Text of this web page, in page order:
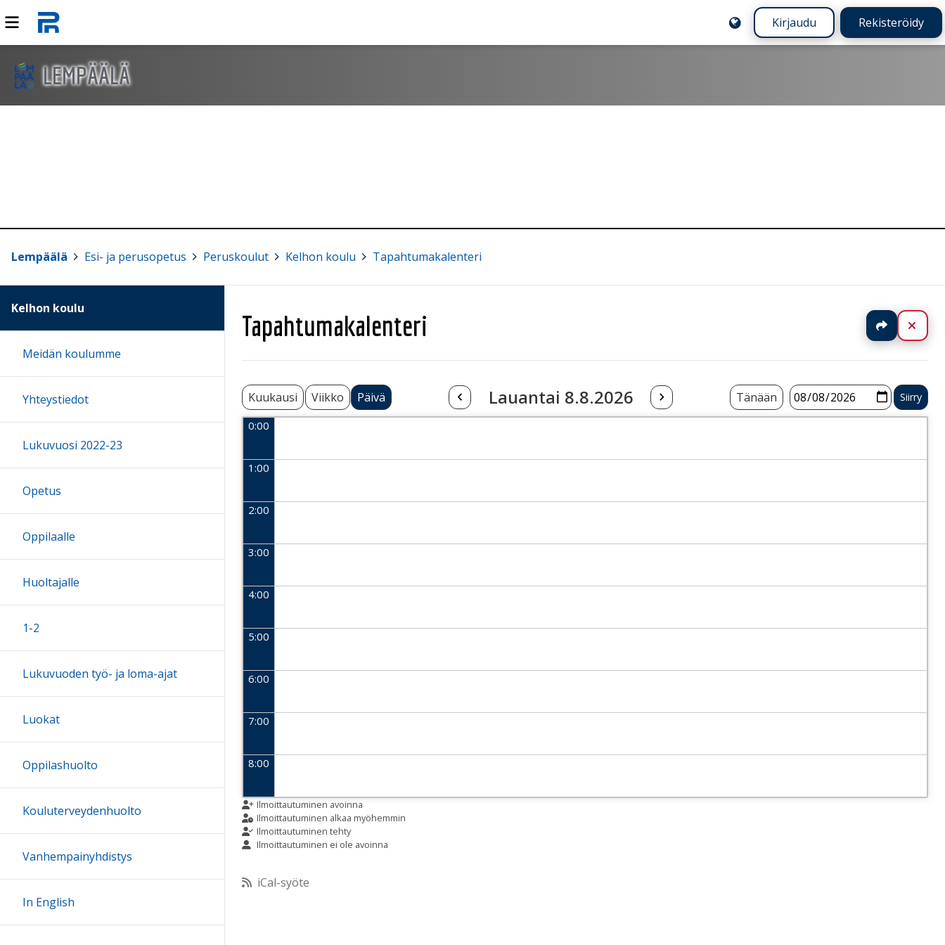
Kirjaudu Rekisteröidy
LEMPÄÄLÄ
Lempäälä Esi- ja perusopetus Peruskoulut Kelhon koulu Tapahtumakalenteri
Tapahtumakalenteri Jaa
Kuukausi Viikko Päivä Lauantai 8.8.2026 Tänään
0:00
1:00
2:00
3:00
4:00
5:00
6:00
7:00
8:00
9:00
10:00
11:00
Ilmoittautuminen avoinna
Ilmoittautuminen alkaa myöhemmin
Ilmoittautuminen tehty
Ilmoittautuminen ei ole avoinna
iCal-syöte
Kelhon koulu
Meidän koulumme
Yhteystiedot
Lukuvuosi 2022-23
Opetus
Oppilaalle
Huoltajalle
1-2
Lukuvuoden työ- ja loma-ajat
Luokat
Oppilashuolto
Kouluterveydenhuolto
Vanhempainyhdistys
In English